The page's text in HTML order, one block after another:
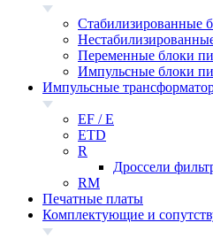
Стабилизированные
Переменные блоки
Импульсные блоки
Импульсные
EF / E
ETD
R
Дроссели
RM
Печатные платы
Комплектующие и